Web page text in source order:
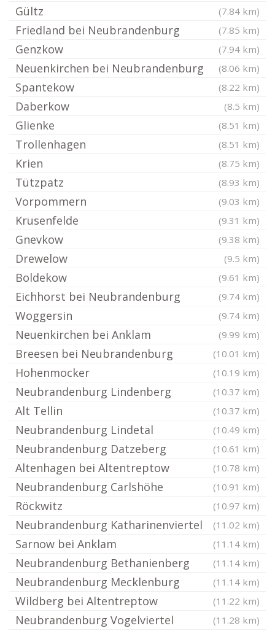
Gültz (7.84 km)
Friedland bei Neubrandenburg (7.85 km)
Genzkow (7.94 km)
Neuenkirchen bei Neubrandenburg (8.06 km)
Spantekow (8.22 km)
Daberkow (8.5 km)
Glienke (8.51 km)
Trollenhagen (8.51 km)
Krien (8.75 km)
Tützpatz (8.93 km)
Vorpommern (9.03 km)
Krusenfelde (9.31 km)
Gnevkow (9.38 km)
Drewelow (9.5 km)
Boldekow (9.61 km)
Eichhorst bei Neubrandenburg (9.74 km)
Woggersin (9.74 km)
Neuenkirchen bei Anklam (9.99 km)
Breesen bei Neubrandenburg (10.01 km)
Hohenmocker (10.19 km)
Neubrandenburg Lindenberg (10.37 km)
Alt Tellin (10.37 km)
Neubrandenburg Lindetal (10.49 km)
Neubrandenburg Datzeberg (10.61 km)
Altenhagen bei Altentreptow (10.78 km)
Neubrandenburg Carlshöhe (10.91 km)
Röckwitz (10.97 km)
Neubrandenburg Katharinenviertel (11.02 km)
Sarnow bei Anklam (11.14 km)
Neubrandenburg Bethanienberg (11.14 km)
Neubrandenburg Mecklenburg (11.14 km)
Wildberg bei Altentreptow (11.22 km)
Neubrandenburg Vogelviertel (11.28 km)